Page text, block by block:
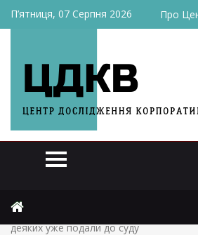
П’ятниця, 07 Серпня 2026 Про
Українців за кордоном змусять
деяких уже подали до суду